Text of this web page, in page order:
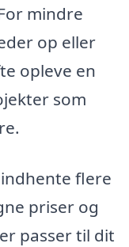
mindre
op eller
opleve en
som
flere
priser og
passer til dit